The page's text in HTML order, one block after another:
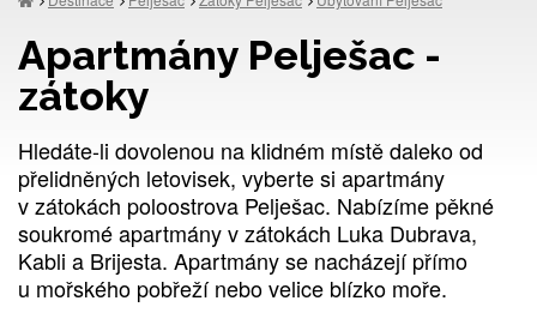
Apartmány Pelješac -
zátoky
Hledáte-li dovolenou na klidném místě daleko od
přelidněných letovisek, vyberte si apartmány
v zátokách poloostrova Pelješac. Nabízíme pěkné
soukromé apartmány v zátokách Luka Dubrava,
Kabli a Brijesta. Apartmány se nacházejí přímo
u mořského pobřeží nebo velice blízko moře.